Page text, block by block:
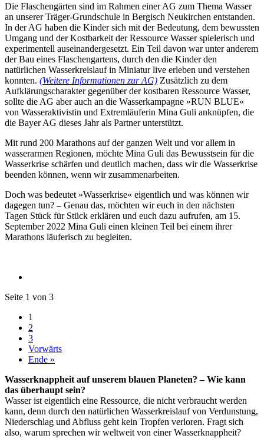
Die Flaschengärten sind im Rahmen einer AG zum Thema Wasser
an unserer Träger-Grundschule in Bergisch Neukirchen entstanden.
In der AG haben die Kinder sich mit der Bedeutung, dem bewussten
Umgang und der Kostbarkeit der Ressource Wasser spielerisch und
experimentell auseinandergesetzt. Ein Teil davon war unter anderem
der Bau eines Flaschengartens, durch den die Kinder den
natürlichen Wasserkreislauf in Miniatur live erleben und verstehen
konnten. (Weitere Informationen zur AG) Zusätzlich zu dem
Aufklärungscharakter gegenüber der kostbaren Ressource Wasser,
sollte die AG aber auch an die Wasserkampagne »RUN BLUE«
von Wasseraktivistin und Extremläuferin Mina Guli anknüpfen, die
die Bayer AG dieses Jahr als Partner unterstützt.
Mit rund 200 Marathons auf der ganzen Welt und vor allem in
wasserarmen Regionen, möchte Mina Guli das Bewusstsein für die
Wasserkrise schärfen und deutlich machen, dass wir die Wasserkrise
beenden können, wenn wir zusammenarbeiten.
Doch was bedeutet »Wasserkrise« eigentlich und was können wir
dagegen tun? – Genau das, möchten wir euch in den nächsten
Tagen Stück für Stück erklären und euch dazu aufrufen, am 15.
September 2022 Mina Guli einen kleinen Teil bei einem ihrer
Marathons läuferisch zu begleiten.
Seite 1 von 3
1
2
3
Vorwärts
Ende »
Wasserknappheit auf unserem blauen Planeten? – Wie kann
das überhaupt sein?
Wasser ist eigentlich eine Ressource, die nicht verbraucht werden
kann, denn durch den natürlichen Wasserkreislauf von Verdunstung,
Niederschlag und Abfluss geht kein Tropfen verloren. Fragt sich
also, warum sprechen wir weltweit von einer Wasserknappheit?